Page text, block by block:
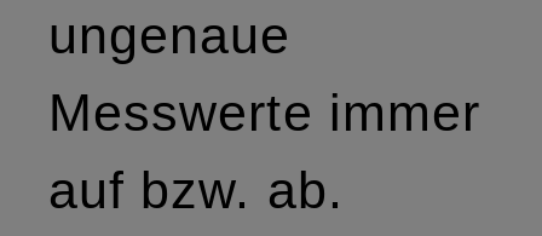
ungenaue
Messwerte immer
auf bzw. ab.